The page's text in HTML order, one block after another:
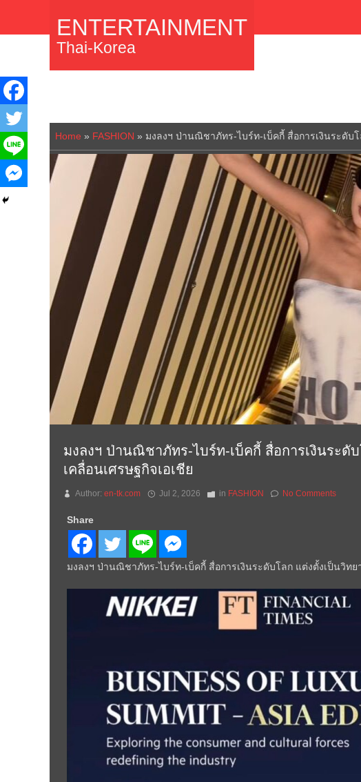
ENTERTAINMENT
Thai-Korea
Home » FASHION » มงลงฯ ป่านณิชาภัทร-ไบร์ท-เบ็คกี้ สื่อการเงินระดับ
มงลงฯ ป่านณิชาภัทร-ไบร์ท-เบ็คกี้ สื่อการเงินระดั
เคลื่อนเศรษฐกิจเอเชีย
Author: en-tk.com Jul 2, 2026 in FASHION No Comments
Share
มงลงฯ ป่านณิชาภัทร-ไบร์ท-เบ็คกี้ สื่อการเงินระดับโลก แต่งตั้งเป็นวิทย